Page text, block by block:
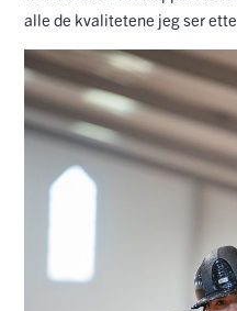
alle de kvalitetene jeg ser